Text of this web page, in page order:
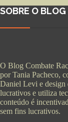
SOBRE O BLOG
O Blog Combate
por Tania Pacheco,
Daniel Levi e design
lucrativos e utiliza
conteúdo é
sem fins lucrativos.